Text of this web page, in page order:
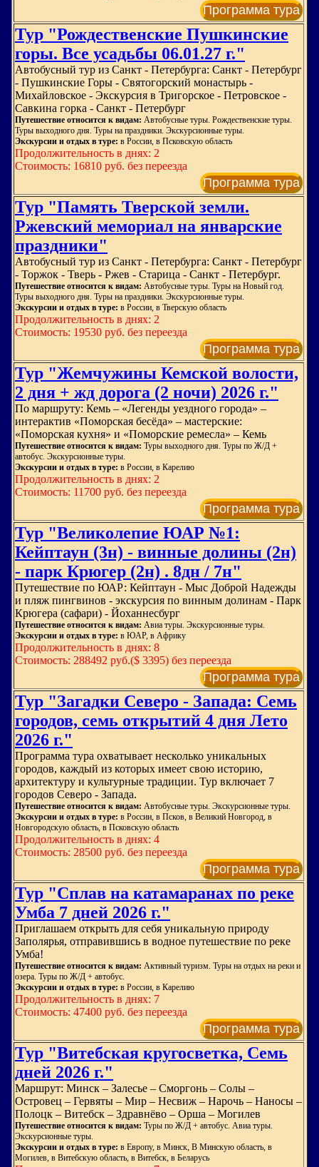
Программа тура
Тур "Рождественские Пушкинские
горы. Все усадьбы 06.01.27 г."
Автобусный тур из Санкт - Петербурга: Санкт - Петербург
- Пушкинские Горы - Святогорский монастырь -
Михайловское - Экскурсия в Тригорское - Петровское -
Савкина горка - Санкт - Петербург
Путешествие относится к видам: Автобусные туры. Рождественские туры.
Туры выходного дня. Туры на праздники. Экскурсионные туры.
Экскурсии и отдых в туре: в России, в Псковскую область
Продолжительность в днях: 2
Стоимость: 16810 руб. без переезда
Программа тура
Тур "Память Тверской земли.
Ржевский мемориал на январские
праздники"
Автобусный тур из Санкт - Петербурга: Санкт - Петербург
- Торжок - Тверь - Ржев - Старица - Санкт - Петербург.
Путешествие относится к видам: Автобусные туры. Туры на Новый год.
Туры выходного дня. Туры на праздники. Экскурсионные туры.
Экскурсии и отдых в туре: в России, в Тверскую область
Продолжительность в днях: 2
Стоимость: 19530 руб. без переезда
Программа тура
Тур "Жемчужины Кемской волости,
2 дня + жд дорога (2 ночи) 2026 г."
По маршруту: Кемь – «Легенды уездного города» –
интерактив «Поморская бесёда» – мастерские:
«Поморская кухня» и «Поморские ремесла» – Кемь
Путешествие относится к видам: Туры выходного дня. Туры по Ж/Д +
автобус. Экскурсионные туры.
Экскурсии и отдых в туре: в России, в Карелию
Продолжительность в днях: 2
Стоимость: 11700 руб. без переезда
Программа тура
Тур "Великолепие ЮАР №1:
Кейптаун (3н) - винные долины (2н)
- парк Крюгер (2н) . 8дн / 7н"
Путешествие по ЮАР: Кейптаун - Мыс Доброй Надежды
и пляж пингвинов - экскурсия по винным долинам - Парк
Крюгера (сафари) - Йоханнесбург
Путешествие относится к видам: Авиа туры. Экскурсионные туры.
Экскурсии и отдых в туре: в ЮАР, в Африку
Продолжительность в днях: 8
Стоимость: 288492 руб.($ 3395) без переезда
Программа тура
Тур "Загадки Северо - Запада: Семь
городов, семь открытий 4 дня Лето
2026 г."
Программа тура охватывает несколько уникальных
городов, каждый из которых имеет свою историю,
архитектуру и культурные традиции. Тур включает 7
городов Северо - Запада.
Путешествие относится к видам: Автобусные туры. Экскурсионные туры.
Экскурсии и отдых в туре: в России, в Псков, в Великий Новгород, в
Новгородскую область, в Псковскую область
Продолжительность в днях: 4
Стоимость: 28500 руб. без переезда
Программа тура
Тур "Сплав на катамаранах по реке
Умба 7 дней 2026 г."
Приглашаем открыть для себя уникальную природу
Заполярья, отправившись в водное путешествие по реке
Умба!
Путешествие относится к видам: Активный туризм. Туры на отдых на реки и
озера. Туры по Ж/Д + автобус.
Экскурсии и отдых в туре: в России, в Карелию
Продолжительность в днях: 7
Стоимость: 47400 руб. без переезда
Программа тура
Тур "Витебская кругосветка, Семь
дней 2026 г."
Маршрут: Минск – Залесье – Сморгонь – Солы –
Островец – Гервяты – Мир – Несвиж – Нарочь – Наносы –
Полоцк – Витебск – Здравнёво – Орша – Могилев
Путешествие относится к видам: Туры по Ж/Д + автобус. Авиа туры.
Экскурсионные туры.
Экскурсии и отдых в туре: в Европу, в Минск, В Минскую область, в
Могилев, в Витебскую область, в Витебск, в Беларусь